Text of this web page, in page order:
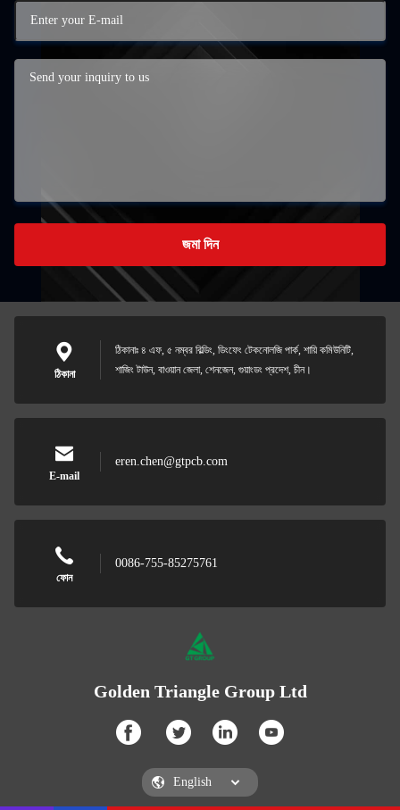
জমা দিন
ঠিকানা
ঠিকানাঃ ৪ এফ, ৫ নম্বর বিল্ডিং, ডিংফেং টেকনোলজি পার্ক, শায়ি কমিউনিটি,
শাজিং টাউন, বাওয়ান জেলা, শেনজেন, গুয়াংডং প্রদেশ, চীন।
E-mail
eren.chen@gtpcb.com
ফোন
0086-755-85275761
Golden Triangle Group Ltd